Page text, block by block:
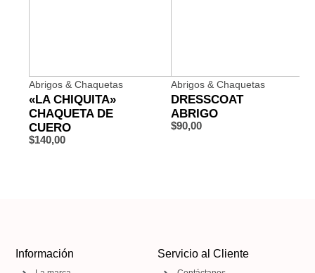
Abrigos & Chaquetas
«LA CHIQUITA»
CHAQUETA DE
CUERO
$140,00
Abrigos & Chaquetas
DRESSCOAT
ABRIGO
$90,00
Información Servicio al Cliente